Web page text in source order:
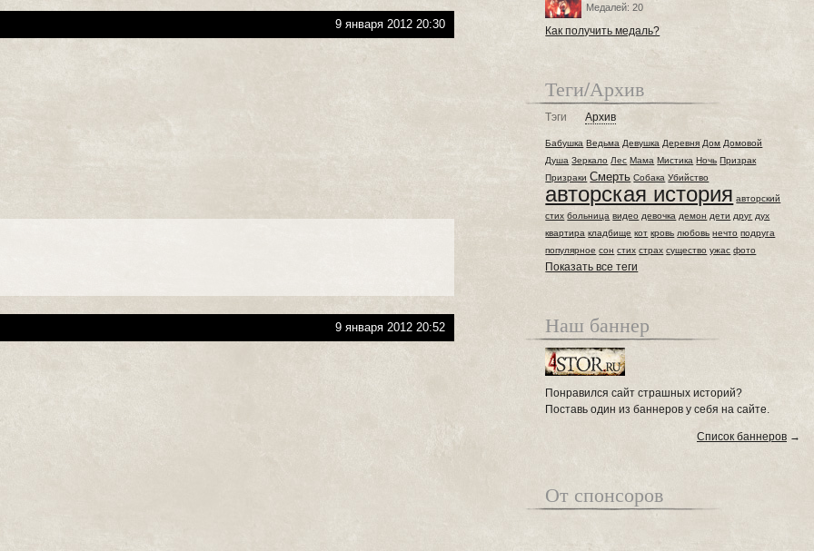
9 января 2012 20:30
9 января 2012 20:52
Медалей: 20
Как получить медаль?
Теги/Архив
Тэги Архив
Бабушка Ведьма Девушка Деревня Дом Домовой
Душа Зеркало Лес Мама Мистика Ночь Призрак
Призраки Смерть Собака Убийство
авторская история авторский
стих больница видео девочка демон дети друг дух
квартира кладбище кот кровь любовь нечто подруга
популярное сон стих страх существо ужас фото
Показать все теги
Наш баннер
Понравился сайт страшных историй?
Поставь один из баннеров у себя на сайте.
Список баннеров →
От спонсоров